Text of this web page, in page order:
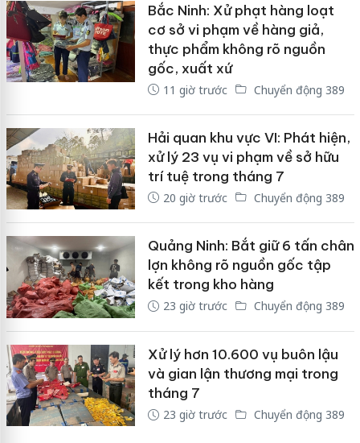
Bắc Ninh: Xử phạt hàng loạt
cơ sở vi phạm về hàng giả,
thực phẩm không rõ nguồn
gốc, xuất xứ
11 giờ trước Chuyển động 389
Hải quan khu vực VI: Phát hiện,
xử lý 23 vụ vi phạm về sở hữu
trí tuệ trong tháng 7
20 giờ trước Chuyển động 389
Quảng Ninh: Bắt giữ 6 tấn chân
lợn không rõ nguồn gốc tập
kết trong kho hàng
23 giờ trước Chuyển động 389
Xử lý hơn 10.600 vụ buôn lậu
và gian lận thương mại trong
tháng 7
23 giờ trước Chuyển động 389